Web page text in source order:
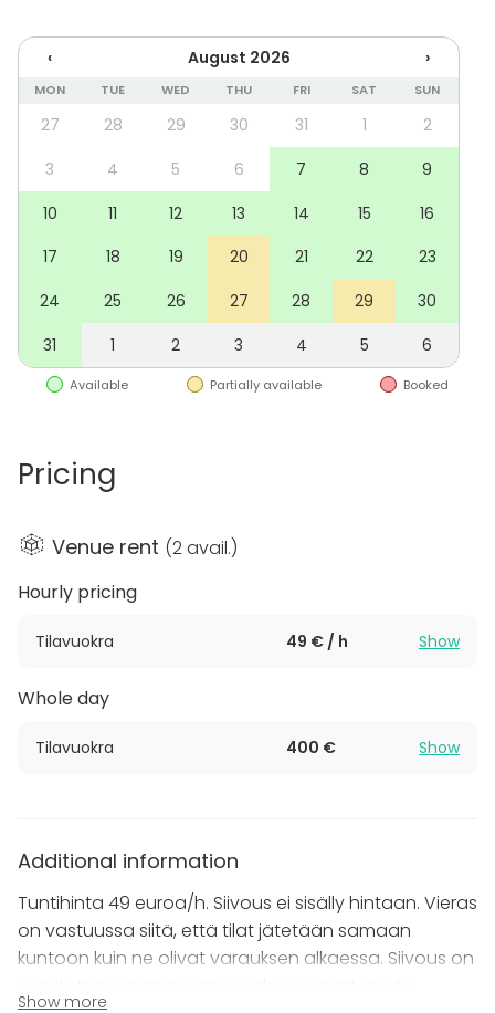
Gallerisalenintila sijaitsee rakennuksen toisessa
kerroksessa, jonne on esteetön kulku hissillä. Salissa
järjestät tilaisuudet jopa 30 hengelle.
Keskeinen sijainti sekä avara tila tarjoavat mainiot
puitteet erilaisten tilaisuuksien järjestämiselle.
Gallerisalen soveltuu niin vauhdikaampien
tilaisuuksien kuten syntymäpäiväjuhlien ja
pikkujoulujen järjestämiselle kuin myös virallisempien
Salista löytyy myös piano.
Tiloihin voit tuoda omat juoma- ja ruokatarjoilut. Voit
päälle.
josta löytyy mm. kahvi- ja vedenkeittimet,
Spegelsalen
‹ August 2026 ›
MON TUE WED THU FRI SAT SUN
27 28 29 30 31 1
2
3
4 5 6 7 8
9
10
11 12 13 14 15
16
17
18 19 20 21 22
23
24
25 26 27 28 29
30
31
1 2 3 4 5 6
Available Partially available Booked
Pricing
Venue rent (2 avail.)
Hourly pricing
Tilavuokra 49 € / h Show
Whole day
Tilavuokra 400 € Show
Additional information
Tuntihinta 49 euroa/h. Siivous ei sisälly hintaan. Vieras
on vastuussa siitä, että tilat jätetään samaan
kuntoon kuin ne olivat varauksen alkaessa. Siivous on
Show more